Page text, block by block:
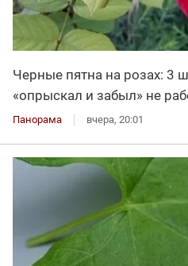
Черные пятна на розах: 3
«опрыскал и забыл» не
Панорама вчера, 20:01